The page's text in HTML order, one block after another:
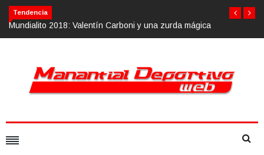
Tendencia
Carboni y una zurda mágicaCalvario Race 2018, 10 de noviembre